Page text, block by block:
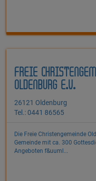
FREIE
OLDENBURG E.V.
26121 Oldenburg
Tel.: 0441 86565
Die Freie Christengemeinde
Gemeinde mit ca. 300
Angeboten f&uuml...